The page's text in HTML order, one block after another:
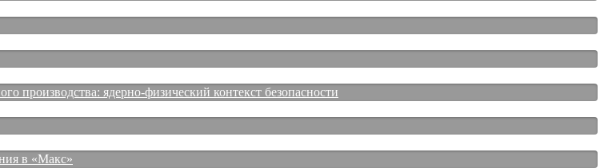
ядерно-физический контекст безопасности
в «Макс»